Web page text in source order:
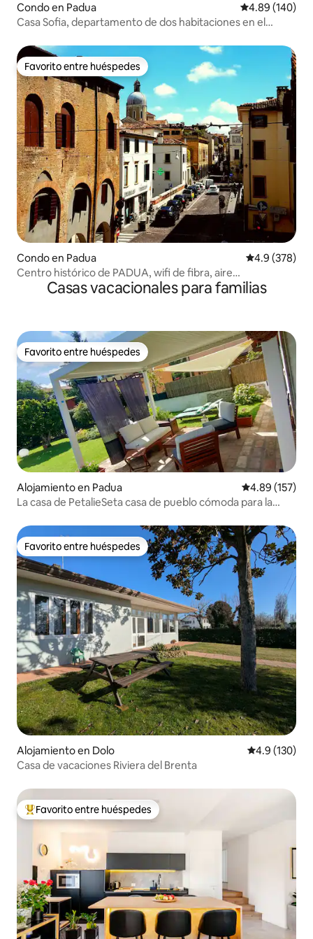
Condo en Padua Calificación
4.89 (140)
Casa Sofia, departamento de dos habitaciones en el
Favorito entre huéspedes
Favorito entre huéspedes
Condo en Padua Calificación
4.9 (378)
Centro histórico de PADUA, wifi de fibra, aire
acondicionado
Casas vacacionales para familias
Favorito entre huéspedes
Favorito entre huéspedes
Alojamiento en Padua Calificación
4.89 (157)
La casa de PetalieSeta casa de pueblo cómoda para la
Favorito entre huéspedes
Favorito entre huéspedes
Alojamiento en Dolo Calificación
4.9 (130)
Casa de vacaciones Riviera del Brenta
Favorito entre huéspedes preferido
Favorito entre huéspedes